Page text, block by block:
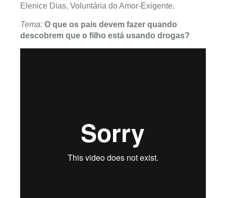
Elenice Dias, Voluntária do Amor-Exigente.
Tema: O que os pais devem fazer quando
descobrem que o filho está usando drogas?